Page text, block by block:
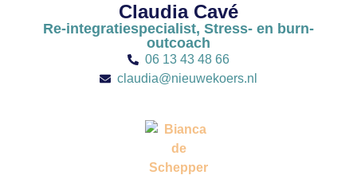
Claudia Cavé
Re-integratiespecialist, Stress- en burn-
outcoach
06 13 43 48 66
claudia@nieuwekoers.nl